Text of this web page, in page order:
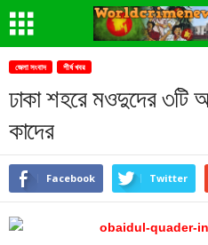
জেলা সংবাদ শীর্ষ খবর
ঢাকা শহরে মওদুদের ৩টি
কাদের
Facebook Twitter